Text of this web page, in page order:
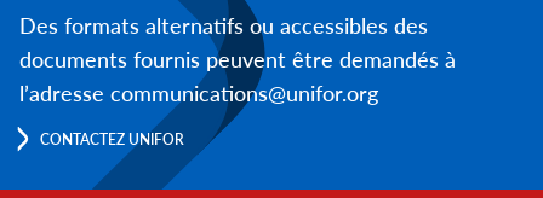
Des formats alternatifs ou accessibles des
documents fournis peuvent être demandés à
l’adresse communications@unifor.org
CONTACTEZ UNIFOR